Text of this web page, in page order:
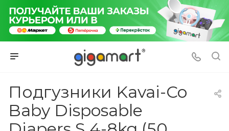
Подгузники Kavai-Co
Baby Disposable